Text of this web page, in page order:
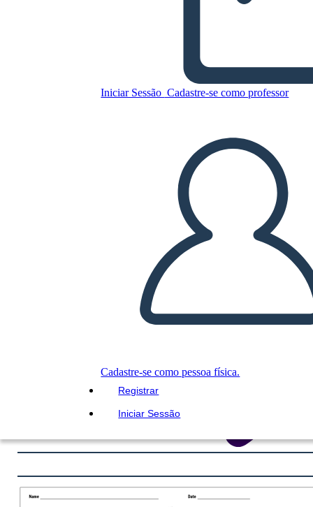
Iniciar Sessão Cadastre-se como professor
Cadastre-se como pessoa física.
Registrar
Iniciar Sessão
Copie este storyboard
CRIAR UM STORYBOARD
LEIA PRA MIM